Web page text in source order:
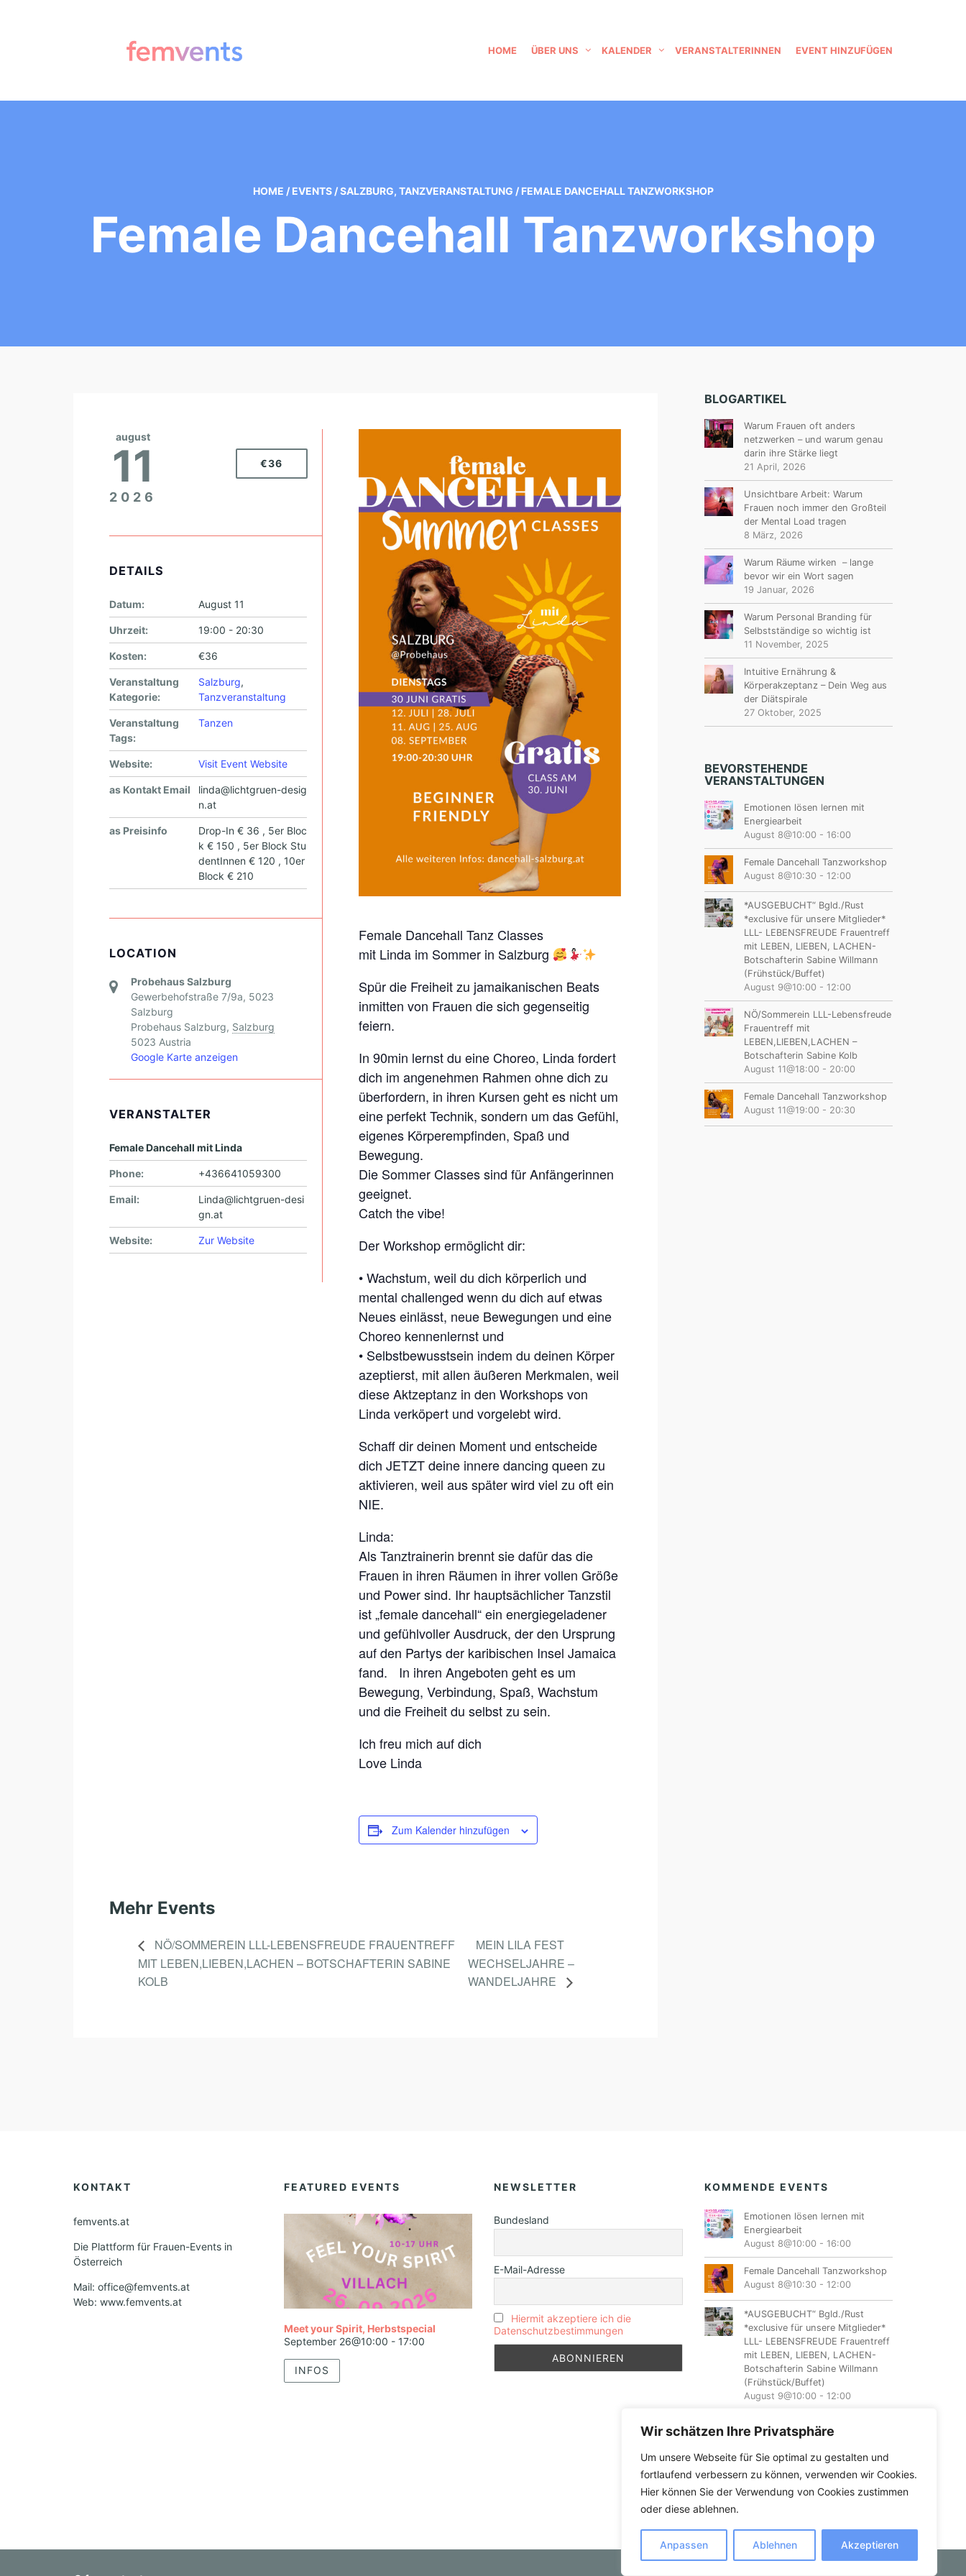
Wir schätzen Ihre Privatsphäre
Um unsere Webseite für Sie optimal zu gestalten und
fortlaufend verbessern zu können, verwenden wir Cookies.
Hier können Sie der Verwendung von Cookies zustimmen
oder diese ablehnen.
Anpassen Ablehnen Akzeptieren
HOME ÜBER UNS KALENDER VERANSTALTERINNEN EVENT HINZUFÜGEN
HOME / EVENTS / SALZBURG, TANZVERANSTALTUNG / FEMALE DANCEHALL TANZWORKSHOP
Female Dancehall Tanzworkshop
M
A
A
R
S
H
O
P
Female Dancehall Tanz Classes
mit Linda im Sommer in Salzburg
Spür die Freiheit zu jamaikanischen Beats
inmitten von Frauen die sich gegenseitig
feiern.
In 90min lernst du eine Choreo, Linda fordert
dich im angenehmen Rahmen ohne dich zu
überfordern, in ihren Kursen geht es nicht um
eine perfekt Technik, sondern um das Gefühl,
eigenes Körperempfinden, Spaß und
Bewegung.
Die Sommer Classes sind für Anfängerinnen
geeignet.
Catch the vibe!
Der Workshop ermöglicht dir:
• Wachstum, weil du dich körperlich und
mental challenged wenn du dich auf etwas
Neues einlässt, neue Bewegungen und eine
Choreo kennenlernst und
• Selbstbewusstsein indem du deinen Körper
azeptierst, mit allen äußeren Merkmalen, weil
diese Aktzeptanz in den Workshops von
Linda verköpert und vorgelebt wird.
Schaff dir deinen Moment und entscheide
dich JETZT deine innere dancing queen zu
aktivieren, weil aus später wird viel zu oft ein
NIE.
Linda:
Als Tanztrainerin brennt sie dafür das die
Frauen in ihren Räumen in ihrer vollen Größe
und Power sind. Ihr hauptsächlicher Tanzstil
ist „female dancehall“ ein energiegeladener
und gefühlvoller Ausdruck, der den Ursprung
auf den Partys der karibischen Insel Jamaica
fand. In ihren Angeboten geht es um
Bewegung, Verbindung, Spaß, Wachstum
und die Freiheit du selbst zu sein.
Ich freu mich auf dich
Love Linda
Zum Kalender hinzufügen
august
11
2026
€36
DETAILS
Datum: August 11
Uhrzeit: 19:00 - 20:30
Kosten: €36
Veranstaltung
Kategorie:
Salzburg,
Tanzveranstaltung
Veranstaltung
Tags:
Tanzen
Website: Visit Event Website
as Kontakt Email
linda@lichtgruen-desig
n.at
as Preisinfo
Drop-In € 36 , 5er Bloc
k € 150 , 5er Block Stu
dentInnen € 120 , 10er
Block € 210
LOCATION
Probehaus Salzburg
Gewerbehofstraße 7/9a, 5023
Salzburg
Probehaus Salzburg, Salzburg
5023 Austria
Google Karte anzeigen
VERANSTALTER
Female Dancehall mit Linda
Phone: +436641059300
Email:
Linda@lichtgruen-desi
gn.at
Website: Zur Website
Mehr Events
NÖ/SOMMEREIN LLL-LEBENSFREUDE FRAUENTREFF
MIT LEBEN,LIEBEN,LACHEN – BOTSCHAFTERIN SABINE
KOLB
MEIN LILA FEST
WECHSELJAHRE –
WANDELJAHRE
BLOGARTIKEL
Warum Frauen oft anders
netzwerken – und warum genau
darin ihre Stärke liegt
21 April, 2026
Unsichtbare Arbeit: Warum
Frauen noch immer den Großteil
der Mental Load tragen
8 März, 2026
Warum Räume wirken – lange
bevor wir ein Wort sagen
19 Januar, 2026
Warum Personal Branding für
Selbstständige so wichtig ist
11 November, 2025
Intuitive Ernährung &
Körperakzeptanz – Dein Weg aus
der Diätspirale
27 Oktober, 2025
BEVORSTEHENDE
VERANSTALTUNGEN
Emotionen lösen lernen mit
Energiearbeit
August 8@10:00- 16:00
Female Dancehall Tanzworkshop
August 8@10:30- 12:00
*AUSGEBUCHT“ Bgld./Rust
*exclusive für unsere Mitglieder*
LLL- LEBENSFREUDE Frauentreff
mit LEBEN, LIEBEN, LACHEN-
Botschafterin Sabine Willmann
(Frühstück/Buffet)
August 9@10:00- 12:00
NÖ/Sommerein LLL-Lebensfreude
Frauentreff mit
LEBEN,LIEBEN,LACHEN –
Botschafterin Sabine Kolb
August 11@18:00- 20:00
Female Dancehall Tanzworkshop
August 11@19:00- 20:30
KONTAKT
femvents.at
Die Plattform für Frauen-Events in
Österreich
Mail: office@femvents.at
Web: www.femvents.at
FEATURED EVENTS
Meet your Spirit, Herbstspecial
September 26@10:00 - 17:00
INFOS
NEWSLETTER
Bundesland
E-Mail-Adresse
Hiermit akzeptiere ich die
Datenschutzbestimmungen
KOMMENDE EVENTS
Emotionen lösen lernen mit
Energiearbeit
August 8@10:00- 16:00
Female Dancehall Tanzworkshop
August 8@10:30- 12:00
*AUSGEBUCHT“ Bgld./Rust
*exclusive für unsere Mitglieder*
LLL- LEBENSFREUDE Frauentreff
mit LEBEN, LIEBEN, LACHEN-
Botschafterin Sabine Willmann
(Frühstück/Buffet)
August 9@10:00- 12:00
NÖ/Sommerein LLL-Lebensfreude
Frauentreff mit
LEBEN,LIEBEN,LACHEN –
Botschafterin Sabine Kolb
August 11@18:00 -20:00